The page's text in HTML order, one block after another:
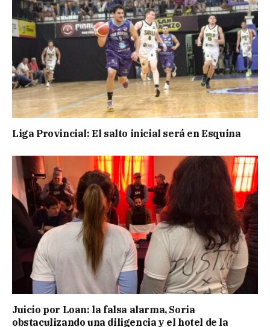
Liga Provincial: El salto inicial será en Esquina
Juicio por Loan: la falsa alarma, Soria
obstaculizando una diligencia y el hotel de la